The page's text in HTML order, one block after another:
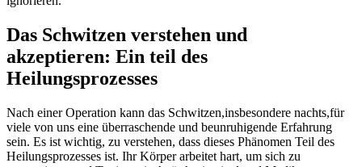
Das Schwitzen verstehen ‌und
akzeptieren: Ein⁢ teil des
Heilungsprozesses
Nach einer Operation kann das Schwitzen,insbesondere nachts,für
viele ⁢von uns eine überraschende und beunruhigende Erfahrung
sein. Es ist wichtig, zu verstehen, dass⁤ dieses Phänomen Teil des
Heilungsprozesses ist. Ihr Körper arbeitet hart, um sich zu